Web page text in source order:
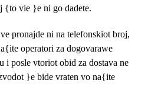
{to vie }e ni go dadete.
pronajde ni na telefonskiot broj,
operatori za dogovarawe
i posle vtoriot obid za dostava ne
}e bide vraten vo na{ite